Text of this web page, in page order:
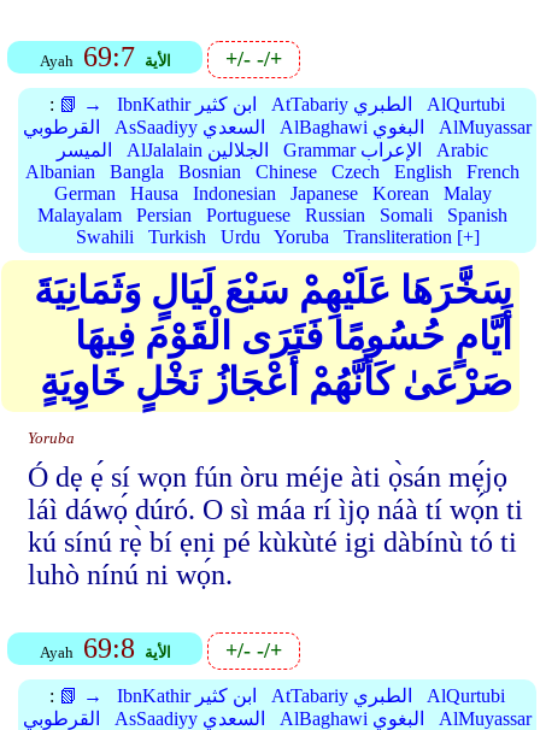
Ayah 69:7 الأية +/--/+
: 📗 → IbnKathir ابن كثير AtTabariy الطبري
AlQurtubi
القرطوبي
AsSaadiyy السعدي AlBaghawi البغوي
AlMuyassar
الميسر
AlJalalain الجلالين Grammar الإعراب
Arabic
Albanian
Bangla Bosnian Chinese Czech English
French
German
Hausa Indonesian Japanese Korean
Malay
Malayalam
Persian Portuguese Russian Somali
Spanish
Swahili
Turkish Urdu Yoruba Transliteration [+]
سَخَّرَهَا عَلَيْهِمْ سَبْعَ لَيَالٍ وَثَمَانِيَةَ
أَيَّامٍ حُسُومًا فَتَرَى الْقَوْمَ فِيهَا
صَرْعَىٰ كَأَنَّهُمْ أَعْجَازُ نَخْلٍ خَاوِيَةٍ
Yoruba
Ó dẹ ẹ́ sí wọn fún òru méje àti ọ̀sán mẹ́jọ
láì dáwọ́ dúró. O sì máa rí ìjọ náà tí wọ́n ti
kú sínú rẹ̀ bí ẹni pé kùkùté igi dàbínù tó ti
luhò nínú ni wọ́n.
Ayah 69:8 الأية +/--/+
: 📗 → IbnKathir ابن كثير AtTabariy الطبري
AlQurtubi
القرطوبي
AsSaadiyy السعدي AlBaghawi البغوي
AlMuyassar